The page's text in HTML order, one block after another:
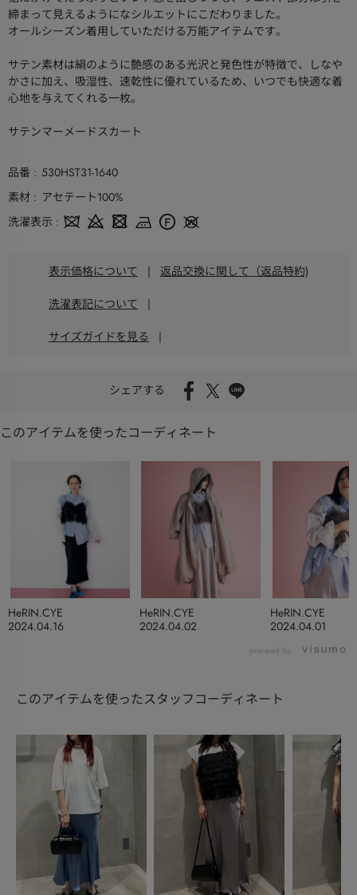
締まって見えるようになシルエットにこだわりました。
オールシーズン着用していただける万能アイテムです。
サテン素材は絹のように艶感のある光沢と発色性が特徴で、しなや
かさに加え、吸湿性、速乾性に優れているため、いつでも快適な着
心地を与えてくれる一枚。
サテンマーメードスカート
品番
530HST31-1640
素材
アセテート100%
洗濯表示
表示価格について | 返品交換に関して（返品特約)
洗濯表記について |
サイズガイドを見る |
シェアする
このアイテムを使ったコーディネート
2024.04.16
HeRIN.CYE
2024.04.02
HeRIN.CYE
2024.04.01
HeRIN.CYE
powered by
このアイテムを使ったスタッフコーディネート